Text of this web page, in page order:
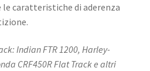
caratteristiche di aderenza
Indian FTR 1200, Harley-
CRF450R Flat Track e altri